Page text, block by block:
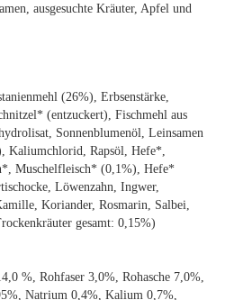
ausgesuchte Kräuter, Apfel und
(26%), Erbsenstärke,
(entzuckert), Fischmehl aus
Sonnenblumenöl, Leinsamen
Kaliumchlorid, Rapsöl, Hefe*,
Muschelfleisch* (0,1%), Hefe*
Löwenzahn, Ingwer,
Koriander, Rosmarin, Salbei,
gesamt: 0,15%)
%, Rohfaser 3,0%, Rohasche 7,0%,
Natrium 0,4%, Kalium 0,7%,